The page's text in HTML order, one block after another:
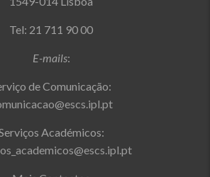
Tel: 21 711 90 00
E-mails:
de Comunicação:
Académicos: